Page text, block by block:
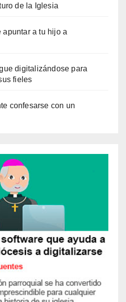
de la Iglesia
apuntar a tu hijo a
digitalizándose para
fieles
confesarse con un